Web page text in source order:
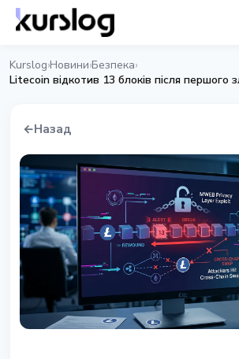
Kurslog›Новини›Безпека›
Litecoin відкотив 13 блоків після першого
←Назад